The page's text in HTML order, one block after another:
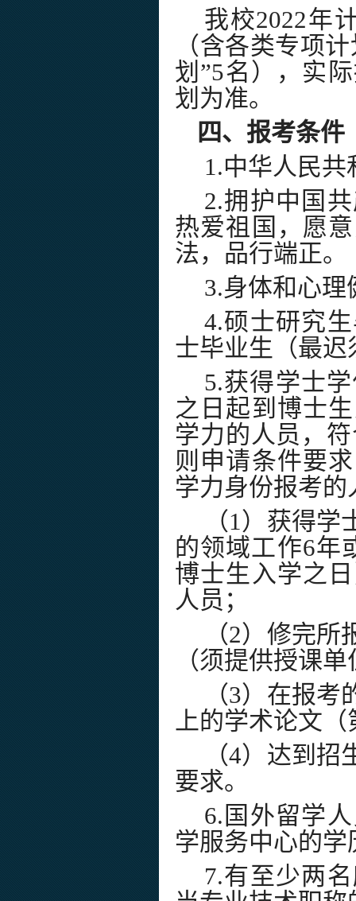
我校2022年
（含各类专项
划 ”5名），实
划为准。
四、报考条件
1.中华人民共
2.拥护中国
热爱祖国，愿
法，品行端正。
3.身体和心理
4.硕士研究
士毕业生（最
5.获得学士
之日起到博士
学力的人员，
则申请条件要
学力身份报考
（1）获得学
的领域工作6年
博士生入学之
人员；
（2）修完所
（须提供授课
（3）在报考
上的学术论文
（4）达到招
要求。
6. 国外留学
学服务中心的学
7.有至少两